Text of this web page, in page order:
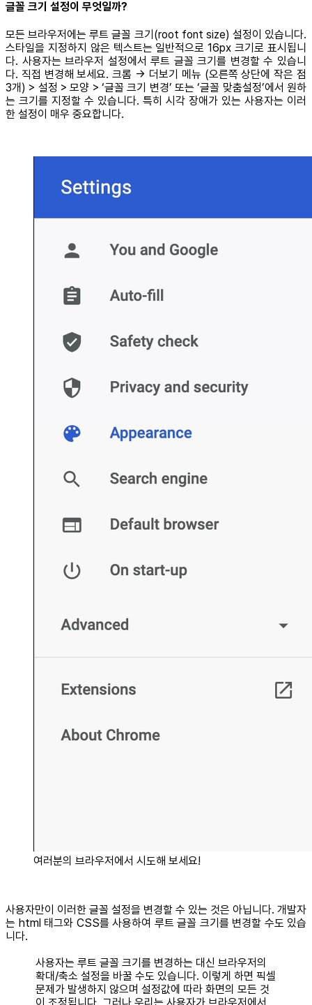
글꼴 크기 설정이 무엇일까?
모든 브라우저에는 루트 글꼴 크기(root font size) 설정이 있습니다.
스타일을 지정하지 않은 텍스트는 일반적으로 16px 크기로 표시됩니
다. 사용자는 브라우저 설정에서 루트 글꼴 크기를 변경할 수 있습니
다. 직접 변경해 보세요. 크롬 → 더보기 메뉴 (오른쪽 상단에 작은 점
3개) > 설정 > 모양 > ‘글꼴 크기 변경’ 또는 ‘글꼴 맞춤설정’에서 원하
는 크기를 지정할 수 있습니다. 특히 시각 장애가 있는 사용자는 이러
한 설정이 매우 중요합니다.
여러분의 브라우저에서 시도해 보세요!
사용자만이 이러한 글꼴 설정을 변경할 수 있는 것은 아닙니다. 개발자
는 html 태그와 CSS를 사용하여 루트 글꼴 크기를 변경할 수도 있습
니다.
사용자는 루트 글꼴 크기를 변경하는 대신 브라우저의
확대/축소 설정을 바꿀 수도 있습니다. 이렇게 하면 픽셀
문제가 발생하지 않으며 설정값에 따라 화면의 모든 것